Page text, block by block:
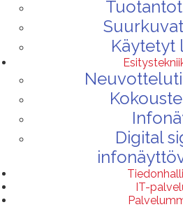
Käytetyt
Digital
IT-